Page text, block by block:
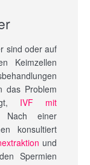
sind oder auf
Keimzellen
das Problem
IVF mit
einer
konsultiert
und
Spermien